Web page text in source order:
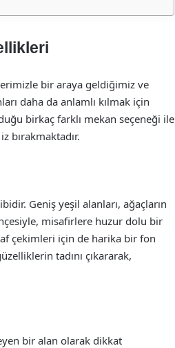
bir araya geldiğimiz ve
daha da anlamlı kılmak için
birkaç farklı mekan seçeneği ile
bırakmaktadır.
Geniş yeşil alanları, ağaçların
misafirlere huzur dolu bir
çekimleri için de harika bir fon
tadını çıkararak,
bir alan olarak dikkat